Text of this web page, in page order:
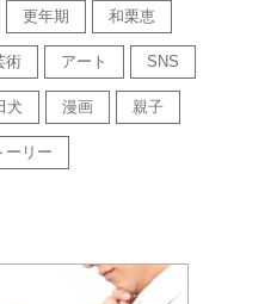
更年期 和栗恵
術 アート SNS
犬 漫画 親子
ーリー